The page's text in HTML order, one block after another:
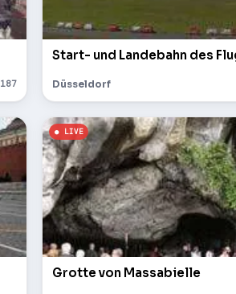
187
Start- und Landebahn des
Düsseldorf
Grotte von Massabielle